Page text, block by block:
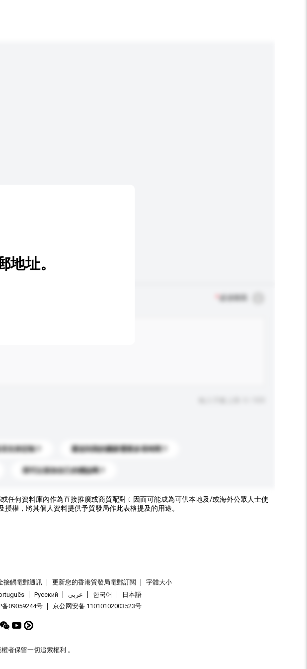
支持定制？ 運送到我的國家需要多長時間？
我可以添加自己的標誌嗎？
地址。
任何資料庫內作為直接推廣或商貿配對﹝因而可能成為可供本地及/或海外公眾人士使
權，將其個人資料提供予貿發局作此表格提及的用途。
接觸電郵通訊 更新您的香港貿發局電郵訂閱
字體大小
Pусский عربى 한국어
日本語
备09059244号 京公网安备 11010102003523号
者保留一切追索權利 。